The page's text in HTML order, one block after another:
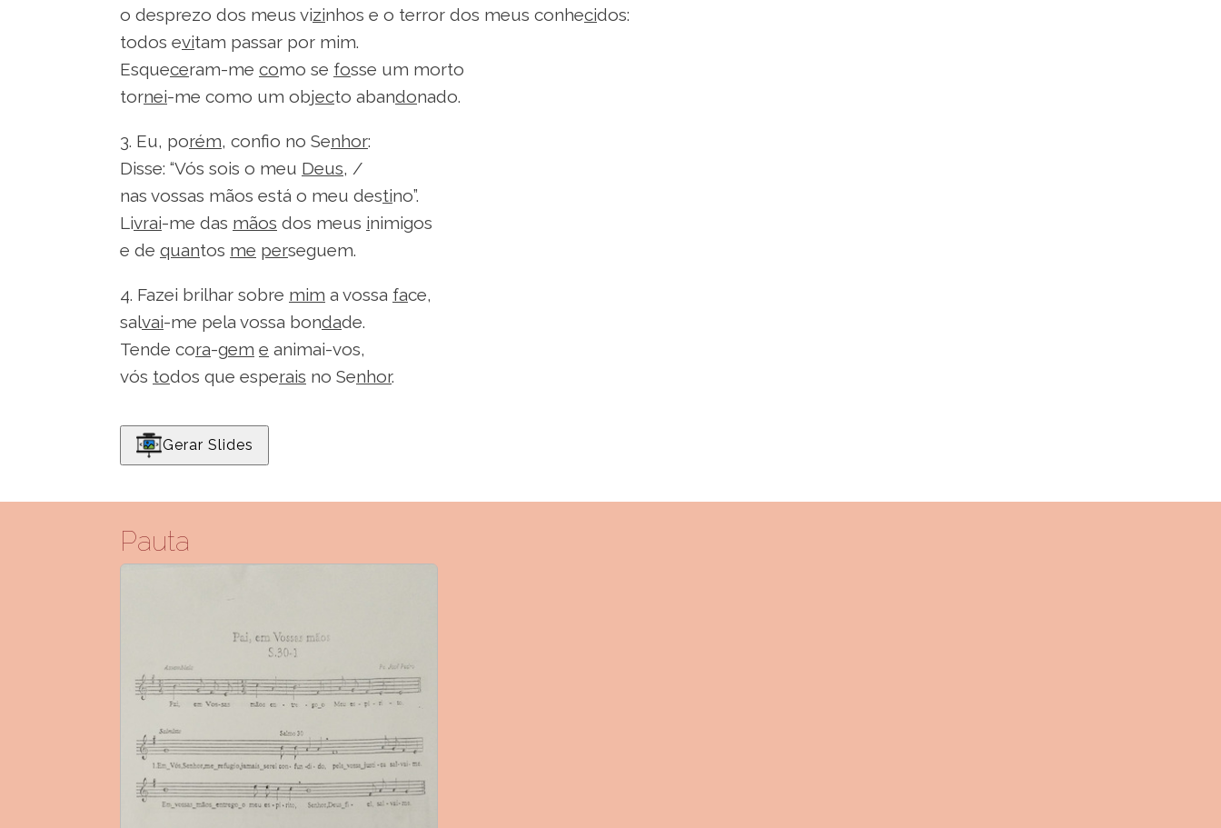
o desprezo dos meus vizinhos e o terror dos meus conhecidos:
todos evitam passar por mim.
Esqueceram-me como se fosse um morto
tornei-me como um objecto abandonado.
3. Eu, porém, confio no Senhor:
Disse: “Vós sois o meu Deus, /
nas vossas mãos está o meu destino”.
Livrai-me das mãos dos meus inimigos
e de quantos me perseguem.
4. Fazei brilhar sobre mim a vossa face,
salvai-me pela vossa bondade.
Tende cora-gem e animai-vos,
vós todos que esperais no Senhor.
Gerar Slides
Pauta